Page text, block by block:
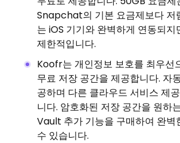
Snapchat의 기본 요금제보다 저
는 iOS 기기와 완벽하게 연동되
제한적입니다.
Koofr는 개인정보 보호를 최우선
무료 저장 공간을 제공합니다. 자
공하며 다른 클라우드 서비스 제
니다. 암호화된 저장 공간을 원하
Vault 추가 기능을 구매하여 완벽
수 있습니다.